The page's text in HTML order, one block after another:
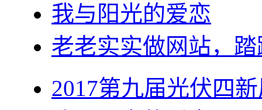
我与阳光的爱恋
老老实实做网站，
2017第九届光伏四